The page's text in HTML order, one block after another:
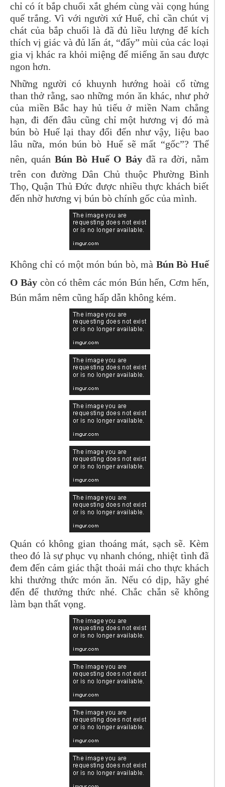
chỉ có ít bắp chuối xắt ghém cùng vài cọng húng
quế trắng. Vì với người xứ Huế, chỉ cần chút vị
chát của bắp chuối là đã đủ liều lượng để kích
thích vị giác và đủ lấn át, “đẩy” mùi của các loại
gia vị khác ra khỏi miệng để miếng ăn sau được
ngon hơn.
Những người có khuynh hướng hoài cổ từng
than thở rằng, sao những món ăn khác, như phở
của miền Bắc hay hủ tiếu ở miền Nam chẳng
hạn, đi đến đâu cũng chỉ một hương vị đó mà
bún bò Huế lại thay đổi đến như vậy, liệu bao
lâu nữa, món bún bò Huế sẽ mất “gốc”? Thế
nên, quán Bún Bò Huế O Bảyđã ra đời, nằm
trên con đường Dân Chủ thuộc Phường Bình
Thọ, Quận Thủ Đức được nhiều thực khách biết
đến nhờ hương vị bún bò chính gốc của mình.
Không chỉ có một món bún bò, mà Bún Bò Huế
O Bảy còn có thêm các món Bún hến, Cơm hến,
Bún mắm nêm cũng hấp dẫn không kém.
Quán có không gian thoáng mát, sạch sẽ. Kèm
theo đó là sự phục vụ nhanh chóng, nhiệt tình đã
đem đến cảm giác thật thoải mái cho thực khách
khi thưởng thức món ăn. Nếu có dịp, hãy ghé
đến để thưởng thức nhé. Chắc chắn sẽ không
làm bạn thất vọng.